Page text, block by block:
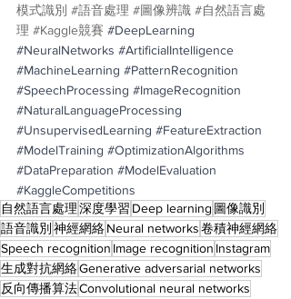
模式識別 #語音處理 #圖像辨識 #自然語言處
理 #Kaggle競賽 #DeepLearning
#NeuralNetworks #ArtificialIntelligence
#MachineLearning #PatternRecognition
#SpeechProcessing #ImageRecognition
#NaturalLanguageProcessing
#UnsupervisedLearning #FeatureExtraction
#ModelTraining #OptimizationAlgorithms
#DataPreparation #ModelEvaluation
#KaggleCompetitions
自然語言處理深度學習 Deep learning 圖像識別
語音識別 神經網絡Neural networks卷積神經網絡
Speech recognition Image recognition Instagram
生成對抗網絡Generative adversarial networks
反向傳播算法Convolutional neural networks